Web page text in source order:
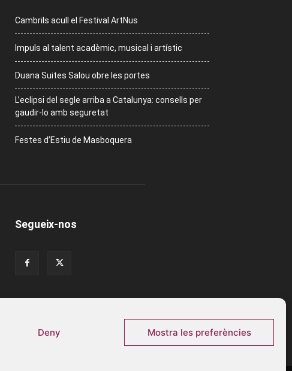
Deny Mostra les preferències
Cambrils acull el Festival ArtNus
Impuls al talent acadèmic, musical i artístic
Duana Suites Salou obre les portes
L’eclipsi del segle arriba a Catalunya: consells per
gaudir-lo amb seguretat
Festes d’Estiu de Masboquera
Segueix-nos